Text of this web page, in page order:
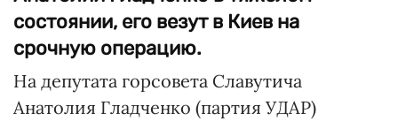
состоянии, его везут в Киев на
срочную операцию.
На депутата горсовета Славутича
Анатолия Гладченко (партия УДАР)